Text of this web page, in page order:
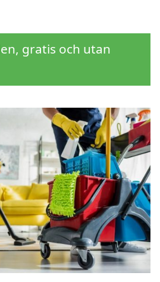
gratis och utan